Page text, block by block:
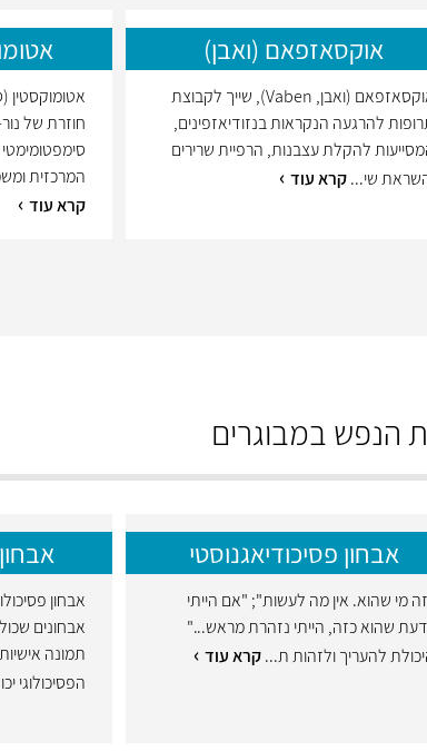
אוקסאזפאם (ואבן)
אוקסאזפאם (ואבן, Vaben), שייך לקבוצת
להרגעה הנקראות בנזודיאזפינים,
להקלת עצבנות, הרפיית שרירים
שי...קרא עוד
חוזרת של
המרכזית
קרא עוד
הנפש במבוגרים
אבחון פסיכודיאגנוסטי
מי שהוא. אין מה לעשות"; "אם הייתי
שהוא כזה, הייתי נזהרת מראש..."
להעריך ולזהות ת...קרא עוד
אבחון
אבחונים
תמונה
הפסיכולוגי